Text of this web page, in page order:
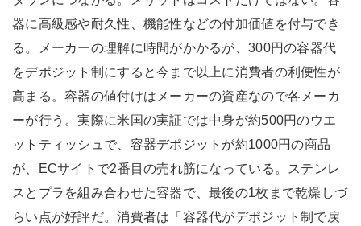
器に高級感や耐久性、機能性などの付加価値を付与でき
る。メーカーの理解に時間がかかるが、300円の容器代
をデポジット制にすると今まで以上に消費者の利便性が
高まる。容器の値付けはメーカーの資産なので各メーカ
ーが行う。実際に米国の実証では中身が約500円のウエ
ットティッシュで、容器デポジットが約1000円の商品
が、ECサイトで2番目の売れ筋になっている。ステンレ
スとプラを組み合わせた容器で、最後の1枚まで乾燥しづ
らい点が好評だ。消費者は「容器代がデポジット制で戻